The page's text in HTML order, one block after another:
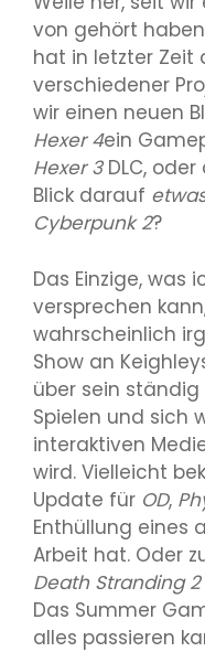
von gehört haben
hat in letzter Zeit
verschiedener
wir einen neuen
Hexer 4ein
Hexer 3DLC, oder
Blick darauf
Cyberpunk 2?
Das Einzige, was
versprechen
wahrscheinlich
Show an
über sein
Spielen und sich
interaktiven
wird. Vielleicht
Update für OD,
Enthüllung eines
Arbeit hat. Oder
Death Stranding 2
Das Summer
alles passieren